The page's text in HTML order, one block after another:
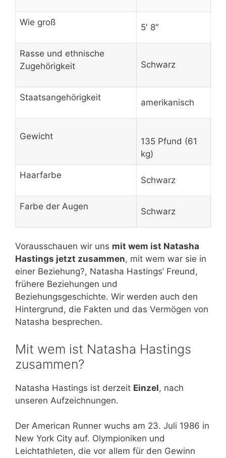
Wie groß 5′ 8″
Rasse und ethnische
Zugehörigkeit
Schwarz
Staatsangehörigkeit amerikanisch
Gewicht
135 Pfund (61
kg)
Haarfarbe Schwarz
Farbe der Augen Schwarz
Vorausschauen wir uns mit wem ist Natasha
Hastings jetzt zusammen, mit wem war sie in
einer Beziehung?, Natasha Hastings’ Freund,
frühere Beziehungen und
Beziehungsgeschichte. Wir werden auch den
Hintergrund, die Fakten und das Vermögen von
Natasha besprechen.
Mit wem ist Natasha Hastings
zusammen?
Natasha Hastings ist derzeit Einzel, nach
unseren Aufzeichnungen.
Der American Runner wuchs am 23. Juli 1986 in
New York City auf. Olympioniken und
Leichtathleten, die vor allem für den Gewinn